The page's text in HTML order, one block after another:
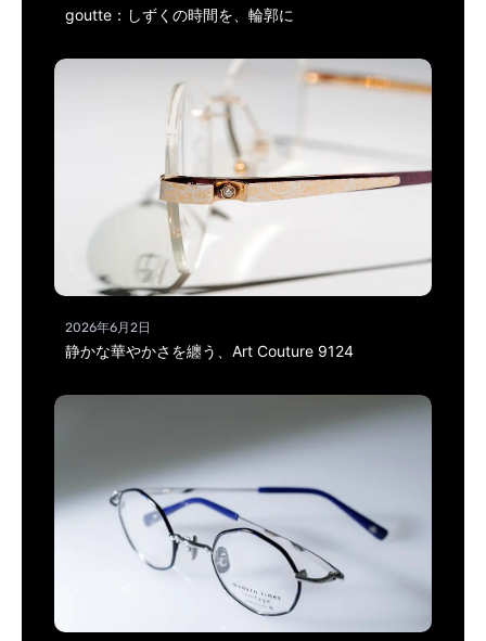
goutte：しずくの時間を、輪郭に
2026年6月2日
静かな華やかさを纏う、Art Couture 9124